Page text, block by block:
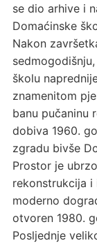
se dio arhive i
Domaćinske
Nakon
školu
znamenitom
banu pučaninu
dobiva 1960.
zgradu bivše
Prostor je
rekonstrukcija i
moderno
otvoren 1980.
Posljednje